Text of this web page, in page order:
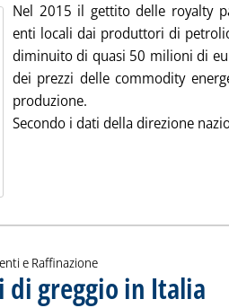
Nel 2015 il gettito delle royalty
enti locali dai produttori di
diminuito di quasi 50 milioni di
dei prezzi delle commodity
produzione.
Secondo i dati della direzione
e Raffinazione
di greggio in Italia